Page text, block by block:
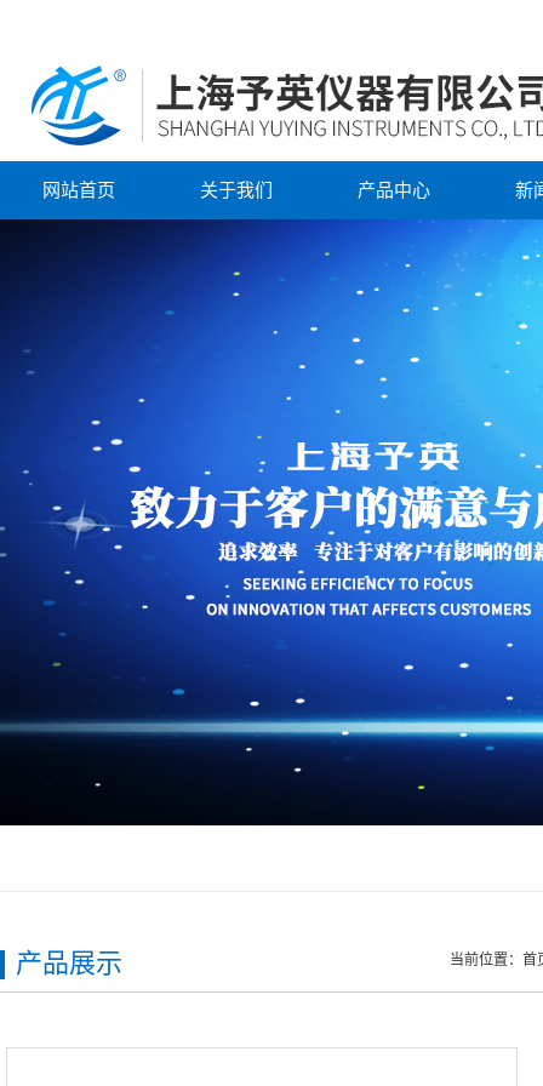
网站首页 关于我们 产品中心 新
当前位置： 首
产品展示